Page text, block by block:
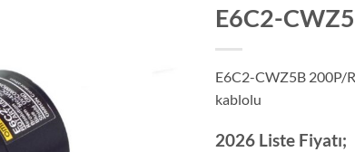
E6C2-
E6C2-CWZ5B 200P/
kablolu
2026 Liste Fiyatı;